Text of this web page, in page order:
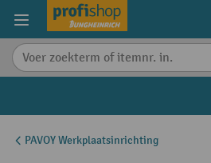
content
PAVOY Werkplaatsinrichting